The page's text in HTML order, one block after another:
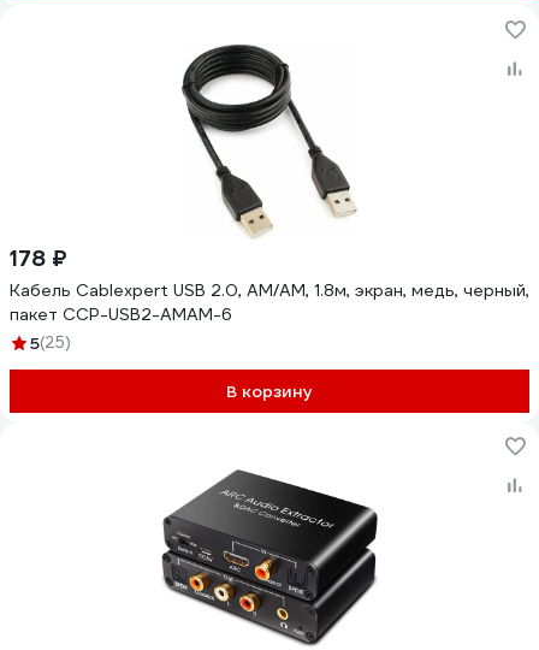
178 ₽
Кабель Cablexpert USB 2.0, AM/AM, 1.8м, экран, медь, черный,
пакет CCP-USB2-AMAM-6
5(25)
В корзину